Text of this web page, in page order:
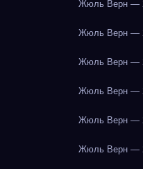
Жюль Верн —
Жюль Верн —
Жюль Верн —
Жюль Верн —
Жюль Верн —
Жюль Верн —